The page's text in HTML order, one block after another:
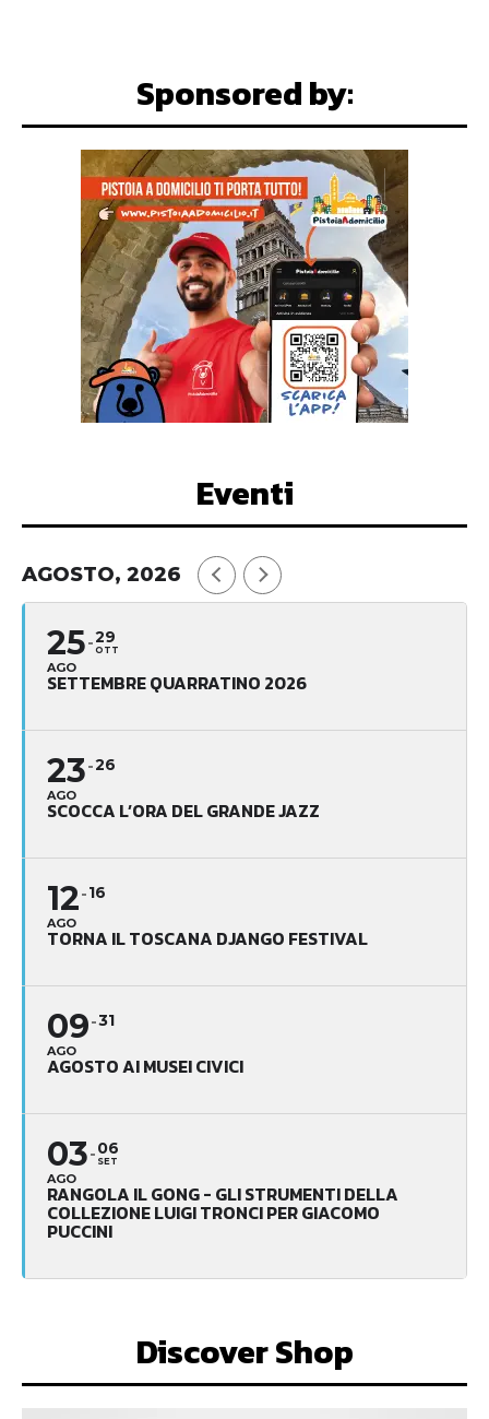
Sponsored by:
Eventi
AGOSTO, 2026
25
AGO
29
OTT
SETTEMBRE QUARRATINO 2026
23
AGO
26
SCOCCA L’ORA DEL GRANDE JAZZ
12
AGO
16
TORNA IL TOSCANA DJANGO FESTIVAL
09
AGO
31
AGOSTO AI MUSEI CIVICI
03
AGO
06
SET
RANGOLA IL GONG - GLI STRUMENTI DELLA
COLLEZIONE LUIGI TRONCI PER GIACOMO
PUCCINI
Discover Shop